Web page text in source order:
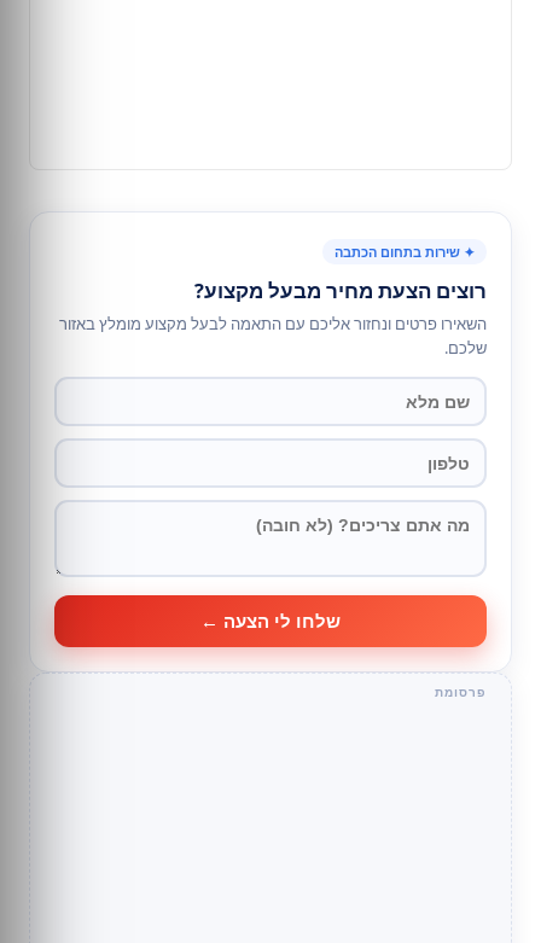
✦ שירות בתחום הכתבה
רוצים הצעת מחיר מבעל מקצוע?
השאירו פרטים ונחזור אליכם עם התאמה לבעל מקצוע מומלץ באזור
שלכם.
שלחו לי הצעה ←